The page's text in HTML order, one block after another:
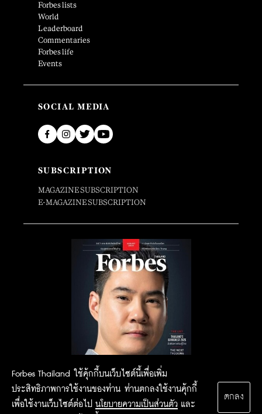
Forbes Thailand ใช้คุ้กกี้บนเว็บไซต์นี้เพื่อเพิ่ม
ประสิทธิภาพการใช้งานของท่าน ท่านตกลงใช้งานคุ้กกี้
เพื่อใช้งานเว็บไซต์ต่อไป นโยบายความเป็นส่วนตัว และ
ตกลง
Forbes lists
World
Leaderboard
Commentaries
Forbes life
Events
SOCIAL MEDIA
SUBSCRIPTION
MAGAZINE SUBSCRIPTION
E-MAGAZINE SUBSCRIPTION